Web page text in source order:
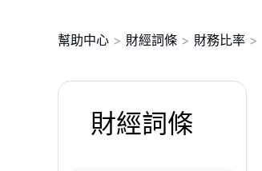
幫助中心 > 財經詞條 > 財務比率 >
財經詞條